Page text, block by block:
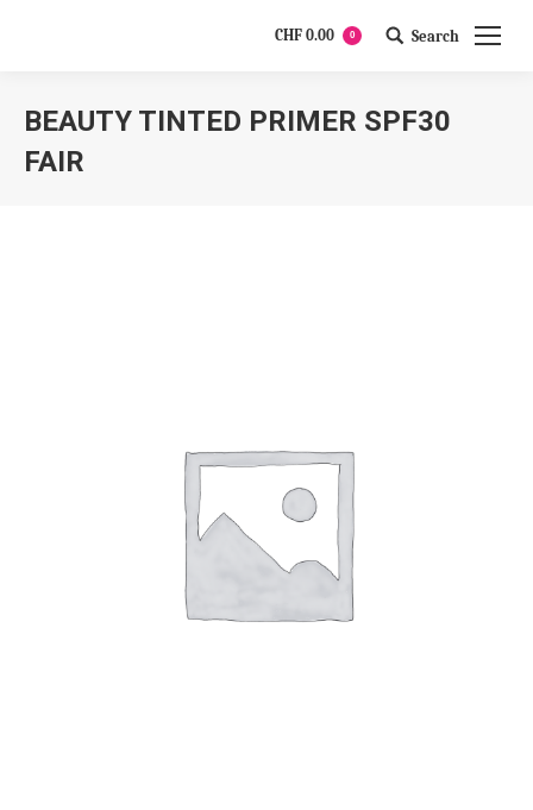
CHF 0.00 0 Search:
Search
BEAUTY TINTED PRIMER SPF30
FAIR